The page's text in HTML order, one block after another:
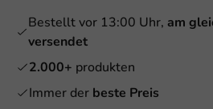
Bestellt vor 13:00 Uhr, am
versendet
2.000+ produkten
Immer der beste Preis